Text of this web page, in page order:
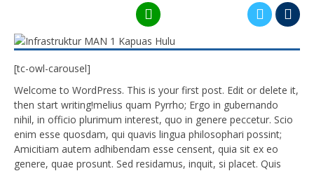
[tc-owl-carousel]
Welcome to WordPress. This is your first post. Edit or delete it,
then start writing!melius quam Pyrrho; Ergo in gubernando
nihil, in officio plurimum interest, quo in genere peccetur. Scio
enim esse quosdam, qui quavis lingua philosophari possint;
Amicitiam autem adhibendam esse censent, quia sit ex eo
genere, quae prosunt. Sed residamus, inquit, si placet. Quis